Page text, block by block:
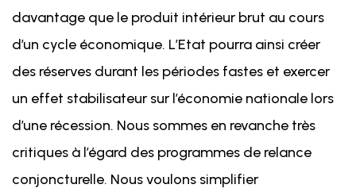
davantage que le produit intérieur brut au cours
d’un cycle économique. L’Etat pourra ainsi créer
des réserves durant les périodes fastes et exercer
un effet stabilisateur sur l’économie nationale lors
d’une récession. Nous sommes en revanche très
critiques à l’égard des programmes de relance
conjoncturelle. Nous voulons simplifier